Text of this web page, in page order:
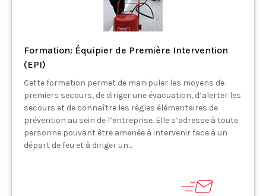
Formation: Équipier de Première Intervention
(EPI)
Cette formation permet de manipuler les moyens de
premiers secours, de diriger une évacuation, d’alerter les
secours et de connaître les règles élémentaires de
prévention au sein de l’entreprise. Elle s’adresse à toute
personne pouvant être amenée à intervenir face à un
départ de feu et à diriger un...